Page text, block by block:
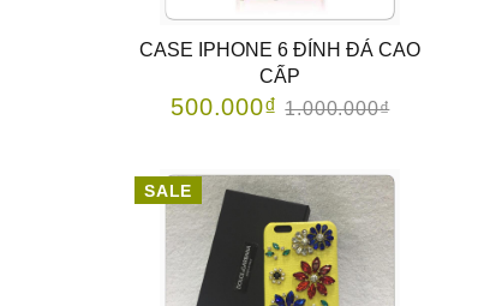
CASE IPHONE 6 ĐÍNH ĐÁ CAO
CẤP
500.000₫1.000.000₫
SALE